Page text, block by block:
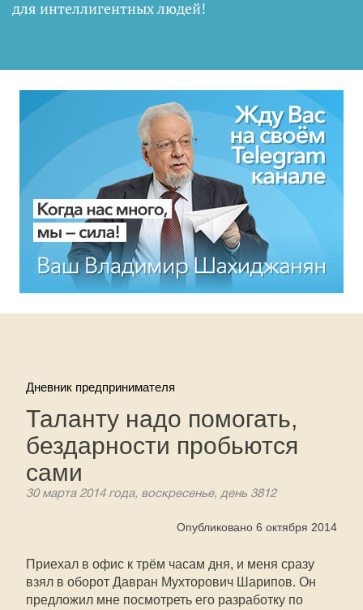
для интеллигентных людей!
Дневник предпринимателя
Таланту надо помогать,
бездарности пробьются
сами
30 марта 2014 года, воскресенье, день 3812
Опубликовано 6 октября 2014
Приехал в офис к трём часам дня, и меня сразу
взял в оборот Давран Мухторович Шарипов. Он
предложил мне посмотреть его разработку по